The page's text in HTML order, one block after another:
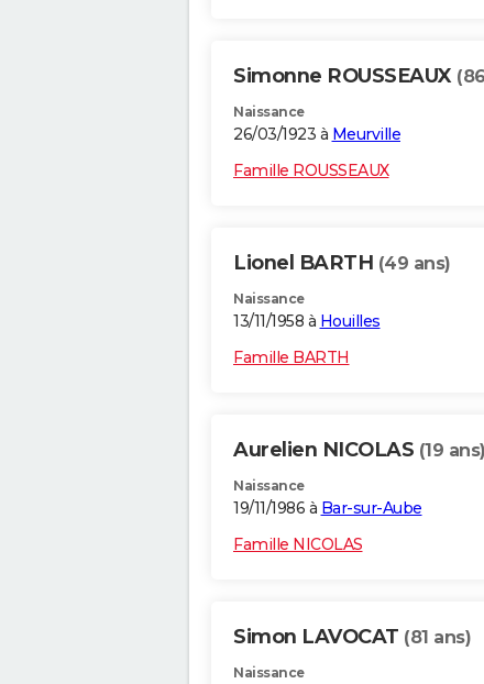
Simonne ROUSSEAUX
Naissance
26/03/1923 à Meurville
Famille ROUSSEAUX
Lionel BARTH (49 ans)
Naissance
13/11/1958 à Houilles
Famille BARTH
Aurelien NICOLAS (19 ans)
Naissance
19/11/1986 à Bar-sur-Aube
Famille NICOLAS
Simon LAVOCAT (81 ans)
Naissance